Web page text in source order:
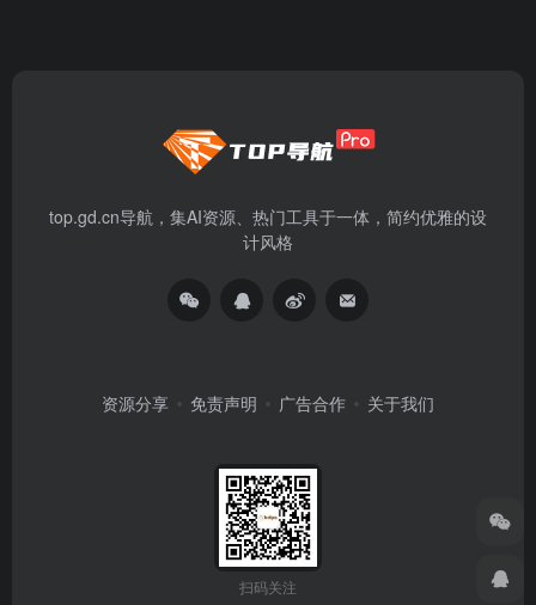
top.gd.cn导航，集AI资源、热门工具于一体，简约优雅的设
计风格
资源分享 免责声明 广告合作 关于我们
扫码关注